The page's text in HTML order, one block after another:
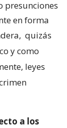
presunciones
en forma
quizás
y como
leyes
a los